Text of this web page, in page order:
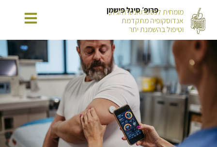
פרופ׳ סיגל פישמן
מומחית לגסטרואנטרולוגיה,
אנדוסקופיה מתקדמת
וטיפול בהשמנת יתר